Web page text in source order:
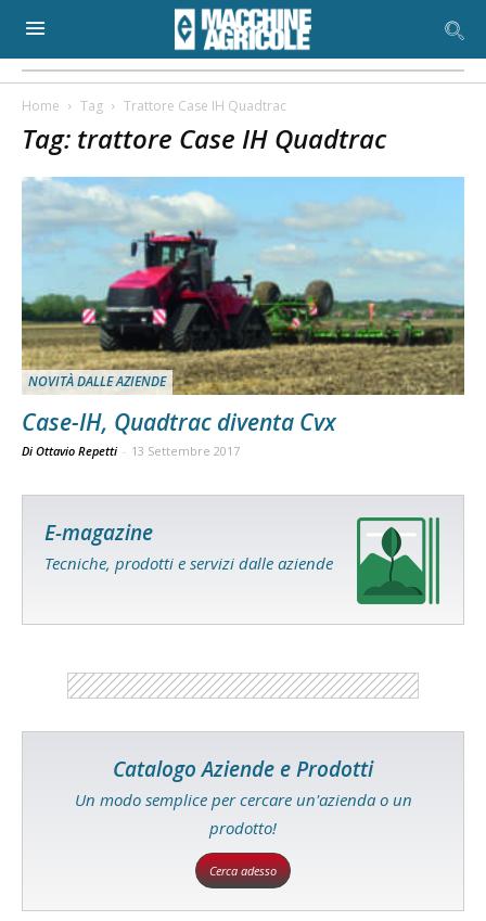
Home Tag Trattore Case IH Quadtrac
Tag: trattore Case IH Quadtrac
NOVITÀ DALLE AZIENDE
Case-IH, Quadtrac diventa Cvx
Di Ottavio Repetti - 13 Settembre 2017
E-magazine
Tecniche, prodotti e servizi dalle aziende
Catalogo Aziende e Prodotti
Un modo semplice per cercare un'azienda o un
prodotto!
Cerca adesso